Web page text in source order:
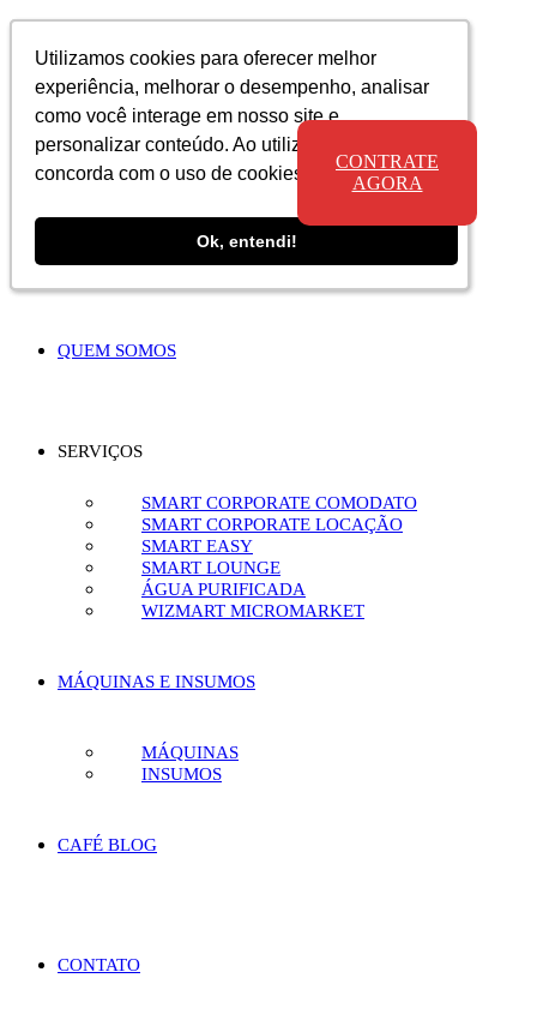
Utilizamos cookies para oferecer melhor
experiência, melhorar o desempenho, analisar
como você interage em nosso site e
personalizar conteúdo. Ao utilizar este site, você
concorda com o uso de cookies.
Ok, entendi!
Utilizamos cookies para oferecer melhor
experiência, melhorar o desempenho, analisar
como você interage em nosso site e
personalizar conteúdo. Ao utilizar este site, você
concorda com o uso de cookies.
Ok, entendi!
Utilizamos cookies para oferecer melhor
experiência, melhorar o desempenho, analisar
como você interage em nosso site e
personalizar conteúdo. Ao utilizar este site, você
concorda com o uso de cookies.
Ok, entendi!
QUEM SOMOS
SERVIÇOS
SMART CORPORATE COMODATO
SMART CORPORATE LOCAÇÃO
SMART EASY
SMART LOUNGE
ÁGUA PURIFICADA
WIZMART MICROMARKET
MÁQUINAS E INSUMOS
MÁQUINAS
INSUMOS
CAFÉ BLOG
CONTATO
CONTRATE
AGORA